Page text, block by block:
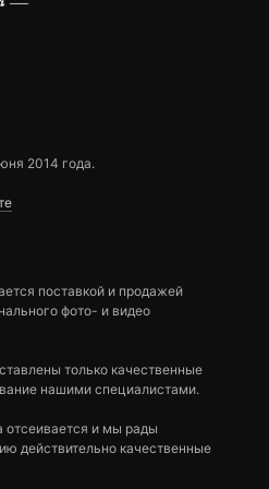
2014 года.
поставкой и продажей
фото- и видео
только качественные
нашими специалистами.
отсеивается и мы рады
действительно качественные